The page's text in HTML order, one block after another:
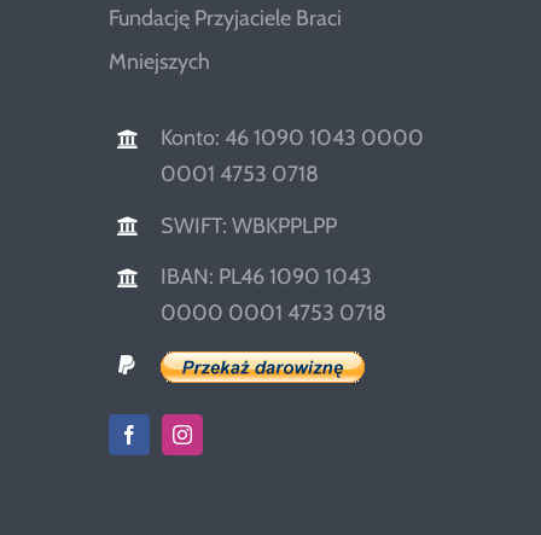
Fundację Przyjaciele Braci
Mniejszych
Konto: 46 1090 1043 0000
0001 4753 0718
SWIFT: WBKPPLPP
IBAN: PL46 1090 1043
0000 0001 4753 0718